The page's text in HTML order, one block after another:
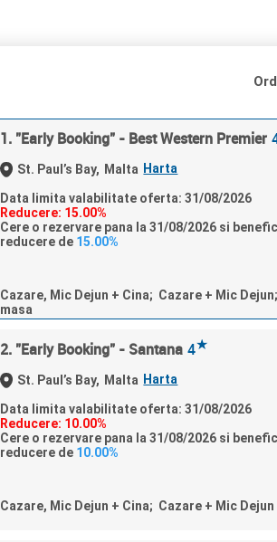
1. "Early Booking" - Best Western Premier
St. Paul’s Bay, Malta Harta
Data limita valabilitate oferta: 31/08/2026
Reducere: 15.00%
Cere o rezervare pana la 31/08/2026 si
reducere de 15.00%
Cazare, Mic Dejun + Cina; Cazare + Mic
masa
2. "Early Booking" - Santana 4★
St. Paul’s Bay, Malta Harta
Data limita valabilitate oferta: 31/08/2026
Reducere: 10.00%
Cere o rezervare pana la 31/08/2026 si
reducere de 10.00%
Cazare, Mic Dejun + Cina; Cazare + Mic Dejun